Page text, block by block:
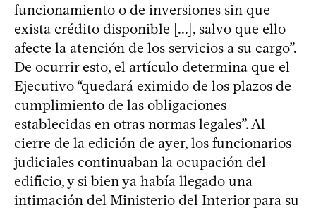
funcionamiento o de inversiones sin que
exista crédito disponible [...], salvo que ello
afecte la atención de los servicios a su cargo”.
De ocurrir esto, el artículo determina que el
Ejecutivo “quedará eximido de los plazos de
cumplimiento de las obligaciones
establecidas en otras normas legales”. Al
cierre de la edición de ayer, los funcionarios
judiciales continuaban la ocupación del
edificio, y si bien ya había llegado una
intimación del Ministerio del Interior para su